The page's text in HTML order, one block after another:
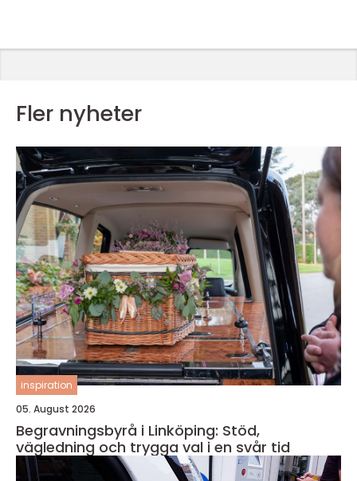
Fler nyheter
inspiration
05. August 2026
Begravningsbyrå i Linköping: Stöd,
vägledning och trygga val i en svår tid